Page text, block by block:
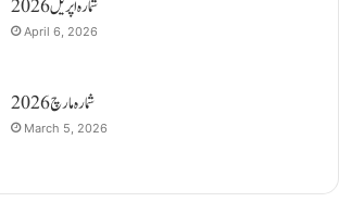
شمارہ اپریل 2026
April 6, 2026
شمارہ مارچ 2026
March 5, 2026